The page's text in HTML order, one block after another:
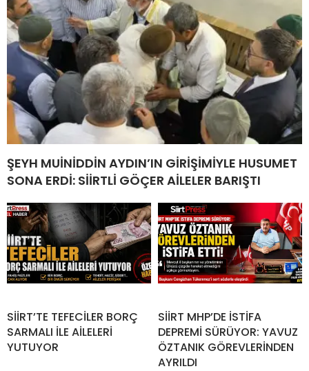
ŞEYH MUİNİDDİN AYDIN’IN GİRİŞİMİYLE HUSUMET
SONA ERDİ: SİİRTLİ GÖÇER AİLELER BARIŞTI
SİİRT’TE TEFECİLER BORÇ
SARMALI İLE AİLELERİ
YUTUYOR
SİİRT MHP’DE İSTİFA
DEPREMİ SÜRÜYOR: YAVUZ
ÖZTANIK GÖREVLERİNDEN
AYRILDI